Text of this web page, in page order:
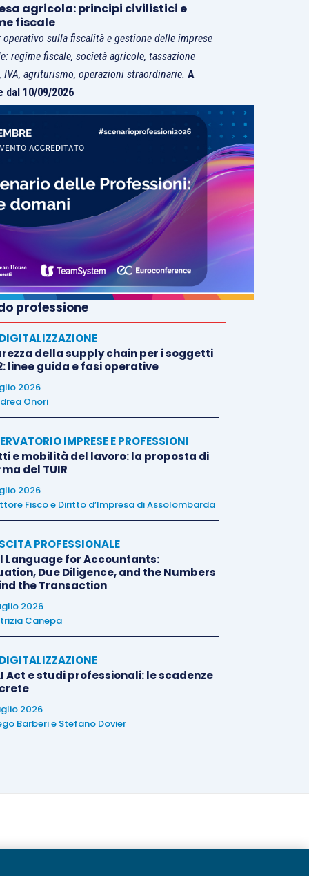
agricola: principi civilistici e
fiscale
operativo sulla fiscalità e gestione delle imprese
regime fiscale, società agricole, tassazione
IVA, agriturismo, operazioni straordinarie.A
dal 10/09/2026
professione
della supply chain per i soggetti
linee guida e fasi operative
2026
Onori
IMPRESE E PROFESSIONI
e mobilità del lavoro: la proposta di
del TUIR
2026
Fisco e Diritto d’Impresa di Assolombarda
PROFESSIONALE
Language for Accountants:
Due Diligence, and the Numbers
the Transaction
2026
Canepa
Act e studi professionali: le scadenze
2026
Barberie Stefano Dovier